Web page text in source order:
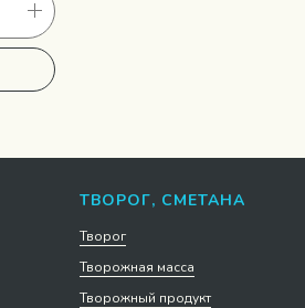
ТВОРОГ, СМЕТАНА
Творог
Творожная масса
Творожный продукт